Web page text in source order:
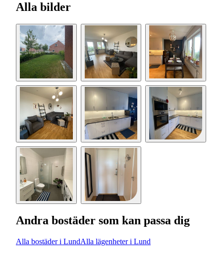
Alla bilder
Andra bostäder som kan passa dig
Alla bostäder i LundAlla lägenheter i Lund